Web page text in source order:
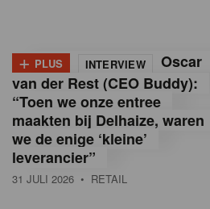
a
M
a
g
a
+ PLUS INTERVIEW
Oscar
van der Rest (CEO Buddy):
“Toen we onze entree
maakten bij Delhaize, waren
we de enige ‘kleine’
leverancier”
31 JULI 2026 • RETAIL